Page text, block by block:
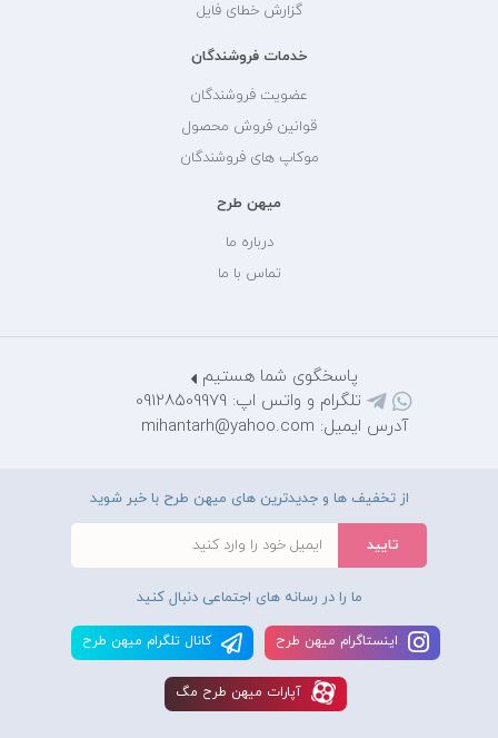
گزارش خطای فایل
خدمات فروشندگان
عضویت فروشندگان
قوانین فروش محصول
موکاپ های فروشندگان
میهن طرح
درباره ما
تماس با ما
پاسخگوی شما هستیم
تلگرام و واتس اپ: 09128509979
آدرس ایمیل: mihantarh@yahoo.com
از تخفیف ها و جدیدترین های میهن طرح با خبر شوید
ما را در رسانه های اجتماعی دنبال کنید
اينستاگرام ميهن طرح کانال تلگرام ميهن طرح
آپارات ميهن طرح مگ